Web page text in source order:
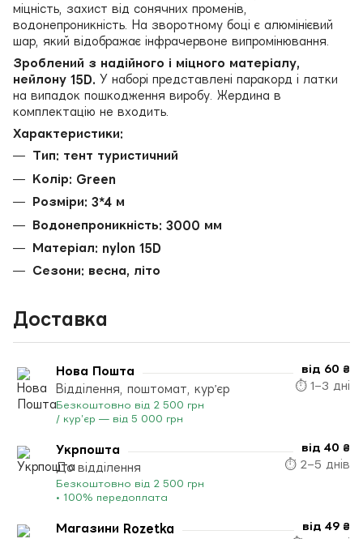
міцність, захист від сонячних променів,
водонепроникність. На зворотному боці є алюмінієвий
шар, який відображає інфрачервоне випромінювання.
Зроблений з надійного і міцного матеріалу,
нейлону 15D. У наборі представлені паракорд і латки
на випадок пошкодження виробу. Жердина в
комплектацію не входить.
Характеристики:
Тип: тент туристичний
Колір: Green
Розміри: 3*4 м
Водонепроникність: 3000 мм
Матеріал: nylon 15D
Сезони: весна, літо
Доставка
Нова Пошта
Відділення, поштомат, кур’єр
Безкоштовно від 2 500 грн
/ кур’єр — від 5 000 грн
від 60 ₴
⏱ 1–3 дні
Укрпошта
До відділення
Безкоштовно від 2 500 грн
• 100% передоплата
від 40 ₴
⏱ 2–5 днів
Магазини Rozetka від 49 ₴